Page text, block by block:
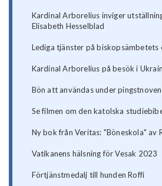
Kardinal Arborelius inviger
Elisabeth Hesselblad
Lediga tjänster på biskopsämbetets
Kardinal Arborelius på besök i
Bön att användas under
Se filmen om den katolska
Ny bok från Veritas: "Böneskola" av
Vatikanens hälsning för Vesak 2023
Förtjänstmedalj till hunden Roffi